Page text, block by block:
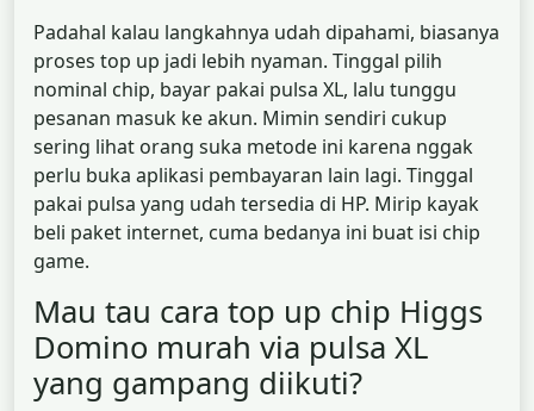
Padahal kalau langkahnya udah dipahami, biasanya
proses top up jadi lebih nyaman. Tinggal pilih
nominal chip, bayar pakai pulsa XL, lalu tunggu
pesanan masuk ke akun. Mimin sendiri cukup
sering lihat orang suka metode ini karena nggak
perlu buka aplikasi pembayaran lain lagi. Tinggal
pakai pulsa yang udah tersedia di HP. Mirip kayak
beli paket internet, cuma bedanya ini buat isi chip
game.
Mau tau cara top up chip Higgs
Domino murah via pulsa XL
yang gampang diikuti?